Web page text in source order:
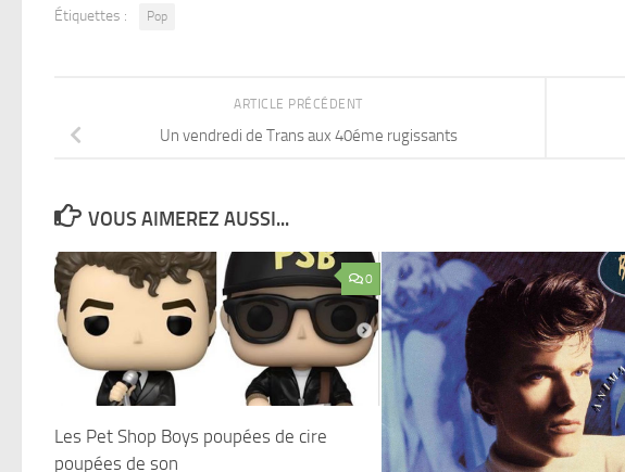
Étiquettes : Pop
ARTICLE PRÉCÉDENT
Un vendredi de Trans aux 40éme rugissants
VOUS AIMEREZ AUSSI...
0
Les Pet Shop Boys poupées de cire
poupées de son